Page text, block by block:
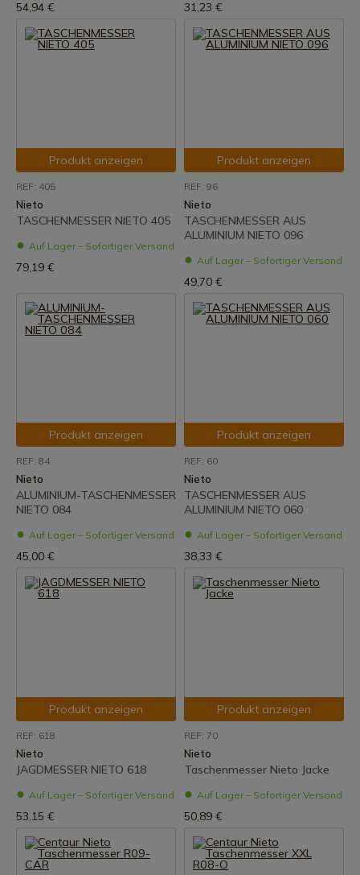
54,94 € 31,23 €
Produkt anzeigen
REF: 405
Nieto
TASCHENMESSER NIETO 405
Auf Lager – Sofortiger Versand
79,19 €
Produkt anzeigen
REF: 96
Nieto
TASCHENMESSER AUS
ALUMINIUM NIETO 096
Auf Lager – Sofortiger Versand
49,70 €
Produkt anzeigen
REF: 84
Nieto
ALUMINIUM-TASCHENMESSER
NIETO 084
Auf Lager – Sofortiger Versand
45,00 €
Produkt anzeigen
REF: 60
Nieto
TASCHENMESSER AUS
ALUMINIUM NIETO 060
Auf Lager – Sofortiger Versand
38,33 €
Produkt anzeigen
REF: 618
Nieto
JAGDMESSER NIETO 618
Auf Lager – Sofortiger Versand
53,15 €
Produkt anzeigen
REF: 70
Nieto
Taschenmesser Nieto Jacke
Auf Lager – Sofortiger Versand
50,89 €